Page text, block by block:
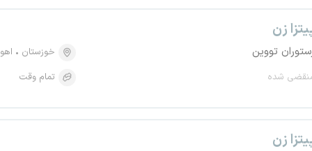
زن
تووین
شده
خوزستان
تمام وقت
زن